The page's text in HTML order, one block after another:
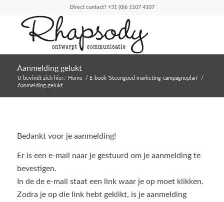
Direct contact? +31 (0)6 1107 4107
Aanmelding gelukt
U bevindt zich hier: Home / E-book ‘Steengoed marketing-campagneplan’
/
Aanmelding gelukt
Bedankt voor je aanmelding!
Er is een e-mail naar je gestuurd om je aanmelding te
bevestigen.
In de de e-mail staat een link waar je op moet klikken.
Zodra je op die link hebt geklikt, is je aanmelding